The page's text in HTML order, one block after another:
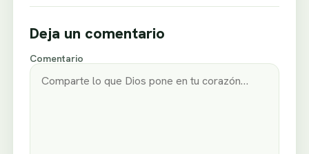
Deja un comentario
Comentario